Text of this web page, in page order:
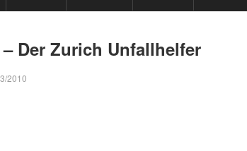
Der Zurich Unfallhelfer
2010